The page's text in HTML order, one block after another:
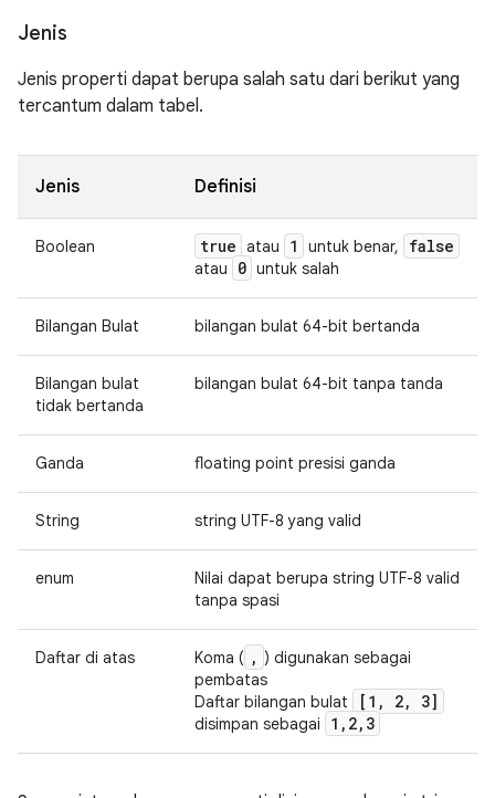
Jenis
Jenis properti dapat berupa salah satu dari berikut yang
tercantum dalam tabel.
Jenis Definisi
Boolean true atau 1 untuk benar, false
atau 0 untuk salah
Bilangan Bulat bilangan bulat 64-bit bertanda
Bilangan bulat
tidak bertanda
bilangan bulat 64-bit tanpa tanda
Ganda floating point presisi ganda
String string UTF-8 yang valid
enum
Nilai dapat berupa string UTF-8 valid
tanpa spasi
Daftar di atas Koma ( , ) digunakan sebagai
pembatas
Daftar bilangan bulat
[1 , 2, 3]
disimpan sebagai 1 , 2, 3